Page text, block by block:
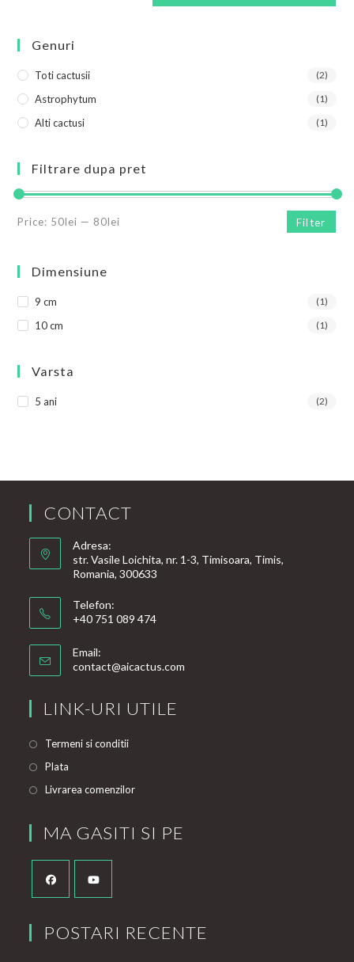
Genuri
Toti cactusii (2)
Astrophytum (1)
Alti cactusi (1)
Filtrare dupa pret
Filter
Price: 50lei — 80lei
Dimensiune
9 cm (1)
10 cm (1)
Varsta
5 ani (2)
CONTACT
Adresa:
str. Vasile Loichita, nr. 1-3, Timisoara, Timis,
Romania, 300633
Telefon:
+40 751 089 474
Email:
contact@aicactus.com
LINK-URI UTILE
Termeni si conditii
Plata
Livrarea comenzilor
MA GASITI SI PE
POSTARI RECENTE